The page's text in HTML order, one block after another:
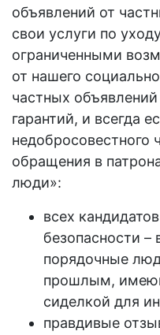
объявлений от
свои услуги по
ограниченными
от нашего
частных
гарантий, и всегда
недобросовестного
обращения в
люди»:
всех
безопасности –
порядочные
прошлым,
сиделкой для
правдивые